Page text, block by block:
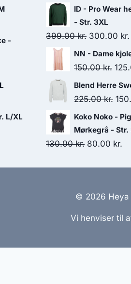
-
L/XL
price
ID - Pro Wear
- Str. 3XL
399.00kr. Original
price
was:
300.00 kr.
NN - Dame
150.00kr.
Blend Herre
225.00kr.
Koko Noko -
Mørkegrå - Str.
130.00kr. Original
80.00 kr.
© 2026 Heya
Vi henviser til